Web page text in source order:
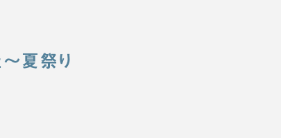
夏祭り